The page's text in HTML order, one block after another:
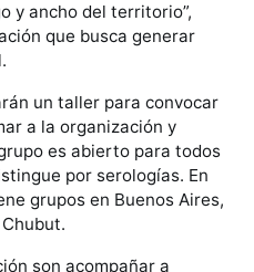
y ancho del territorio”,
que busca generar
un taller para convocar
a la organización y
es abierto para todos
por serologías. En
grupos en Buenos Aires,
son acompañar a